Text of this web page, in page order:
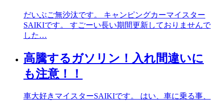
だいぶご無沙汰です。 キャンピングカーマイスター
SAIKIです。 すごーい長い期間更新しておりませんで
した…
高騰するガソリン！入れ間違いに
も注意！！
車大好きマイスターSAIKIです。 はい、車に乗る事、